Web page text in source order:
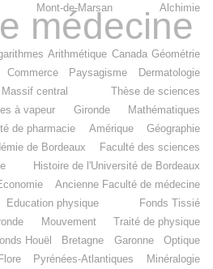
Mont-de-Marsan Alchimie
médecine
Arithmétique Canada Géométrie
Commerce Paysagisme
Dermatologie
Massif central
Thèse de sciences
à vapeur Gironde
Mathématiques
de pharmacie Amérique
Géographie
de Bordeaux
Faculté des sciences
Histoire de l'Université de Bordeaux
Ancienne Faculté de médecine
Education physique
Fonds Tissié
Mouvement
Traité de physique
Houël Bretagne Garonne
Optique
Pyrénées-Atlantiques
Minéralogie